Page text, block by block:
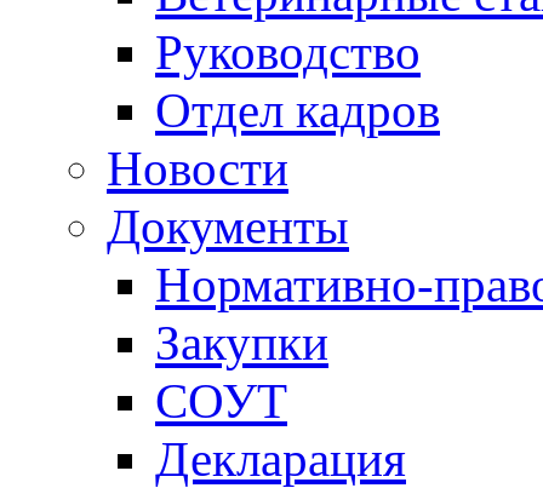
Руководство
Отдел кадров
Новости
Документы
Нормативно-
Закупки
СОУТ
Декларация